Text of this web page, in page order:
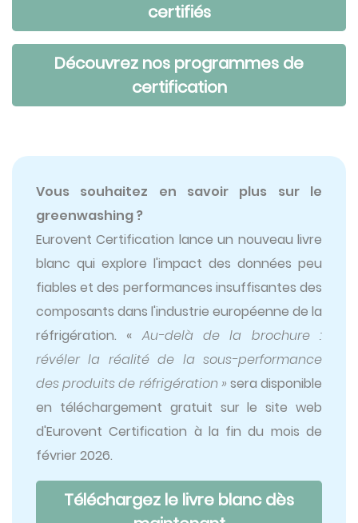
certifiés
Découvrez nos programmes de
certification
Vous souhaitez en savoir plus sur le
greenwashing ?
Eurovent Certification lance un nouveau livre
blanc qui explore l'impact des données peu
fiables et des performances insuffisantes des
composants dans l'industrie européenne de la
réfrigération. « Au-delà de la brochure :
révéler la réalité de la sous-performance
des produits de réfrigération » sera disponible
en téléchargement gratuit sur le site web
d'Eurovent Certification à la fin du mois de
février 2026.
Téléchargez le livre blanc dès